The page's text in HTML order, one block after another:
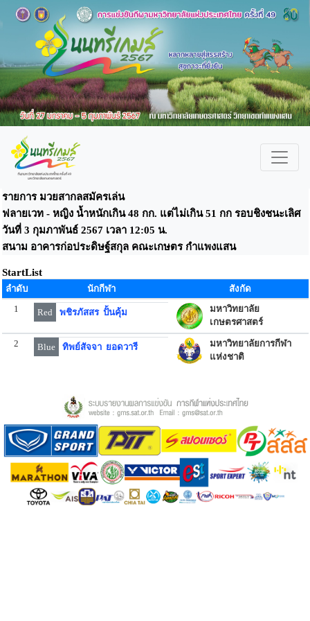
รายการ มวยสากลสมัครเล่น
ฟลายเวท - หญิง น้ำหนักเกิน 48 กก. แต่ไม่เกิน 51 กก รอบชิงชนะเลิศ
วันที่ 3 กุมภาพันธ์ 2567 เวลา 12:05 น.
สนาม อาคารก่อประดิษฐ์สกุล คณะเกษตร กำแพงแสน
StartList
ลำดับ นักกีฬา
สังกัด
1
Red พชิรภัสสร ปั้นคุ้ม
มหาวิทยาลัย
เกษตรศาสตร์
2 Blue ทิพย์สัจจา ยอดวารี
มหาวิทยาลัยการกีฬา
แห่งชาติ